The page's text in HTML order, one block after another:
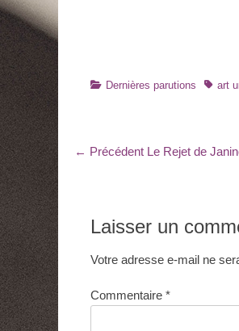
Catégories
Dernières parutions Tags
art
Navigation
← Précédent Article
Le Rejet de
Laisser un
Votre adresse e-mail ne
Commentaire *